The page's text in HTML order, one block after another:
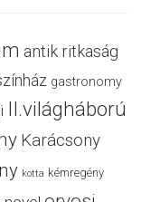
antik ritkaság
gastronomy
II.világháború
Karácsony
kotta kémregény